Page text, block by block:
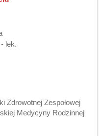
lek.
Zdrowotnej Zespołowej
Medycyny Rodzinnej